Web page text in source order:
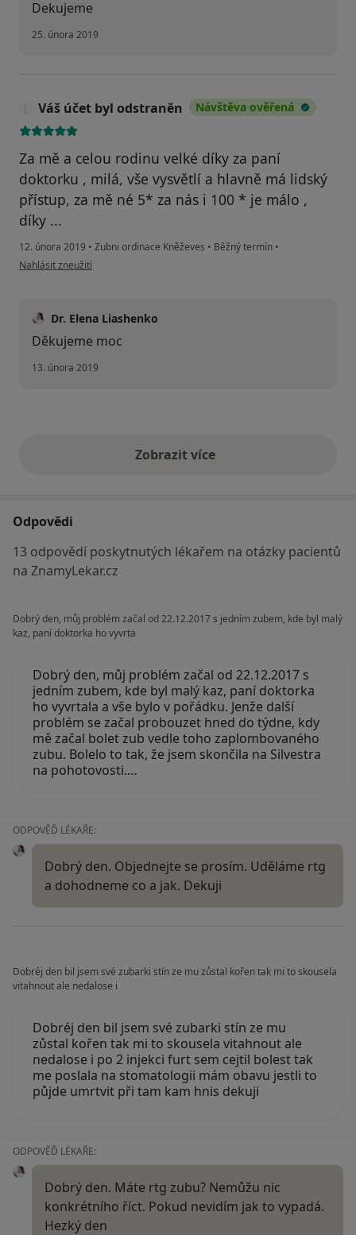
Dekujeme
25. února 2019
Váš účet byl odstraněn Návštěva ověřená
Za mě a celou rodinu velké díky za paní
doktorku , milá, vše vysvětlí a hlavně má lidský
přístup, za mě né 5* za nás i 100 * je málo ,
díky ...
12. února 2019 • Zubni ordinace Kněževes • Běžný termín •
podle názoru uživatele Váš účet byl odstraněn
Nahlásit zneužití
Dr. Elena Liashenko
Děkujeme moc
13. února 2019
Zobrazit vícevýše uvedené názory
Odpovědi
13 odpovědí poskytnutých lékařem na otázky pacientů
na ZnamyLekar.cz
Dobrý den, můj problém začal od 22.12.2017 s jedním zubem, kde byl malý
kaz, paní doktorka ho vyvrta
Dobrý den, můj problém začal od 22.12.2017 s
jedním zubem, kde byl malý kaz, paní doktorka
ho vyvrtala a vše bylo v pořádku. Jenže další
problém se začal probouzet hned do týdne, kdy
mě začal bolet zub vedle toho zaplombovaného
zubu. Bolelo to tak, že jsem skončila na Silvestra
na pohotovosti.…
ODPOVĚĎ LÉKAŘE:
Dobrý den. Objednejte se prosím. Uděláme rtg
a dohodneme co a jak. Dekuji
Dobréj den bil jsem své zubarki stín ze mu zůstal kořen tak mi to skousela
vitahnout ale nedalose i
Dobréj den bil jsem své zubarki stín ze mu
zůstal kořen tak mi to skousela vitahnout ale
nedalose i po 2 injekci furt sem cejtil bolest tak
me poslala na stomatologii mám obavu jestli to
půjde umrtvit při tam kam hnis dekuji
ODPOVĚĎ LÉKAŘE:
Dobrý den. Máte rtg zubu? Nemůžu nic
konkrétního říct. Pokud nevidím jak to vypadá.
Hezký den